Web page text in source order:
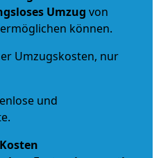
Umzug von
können.
Umzugskosten, nur
und